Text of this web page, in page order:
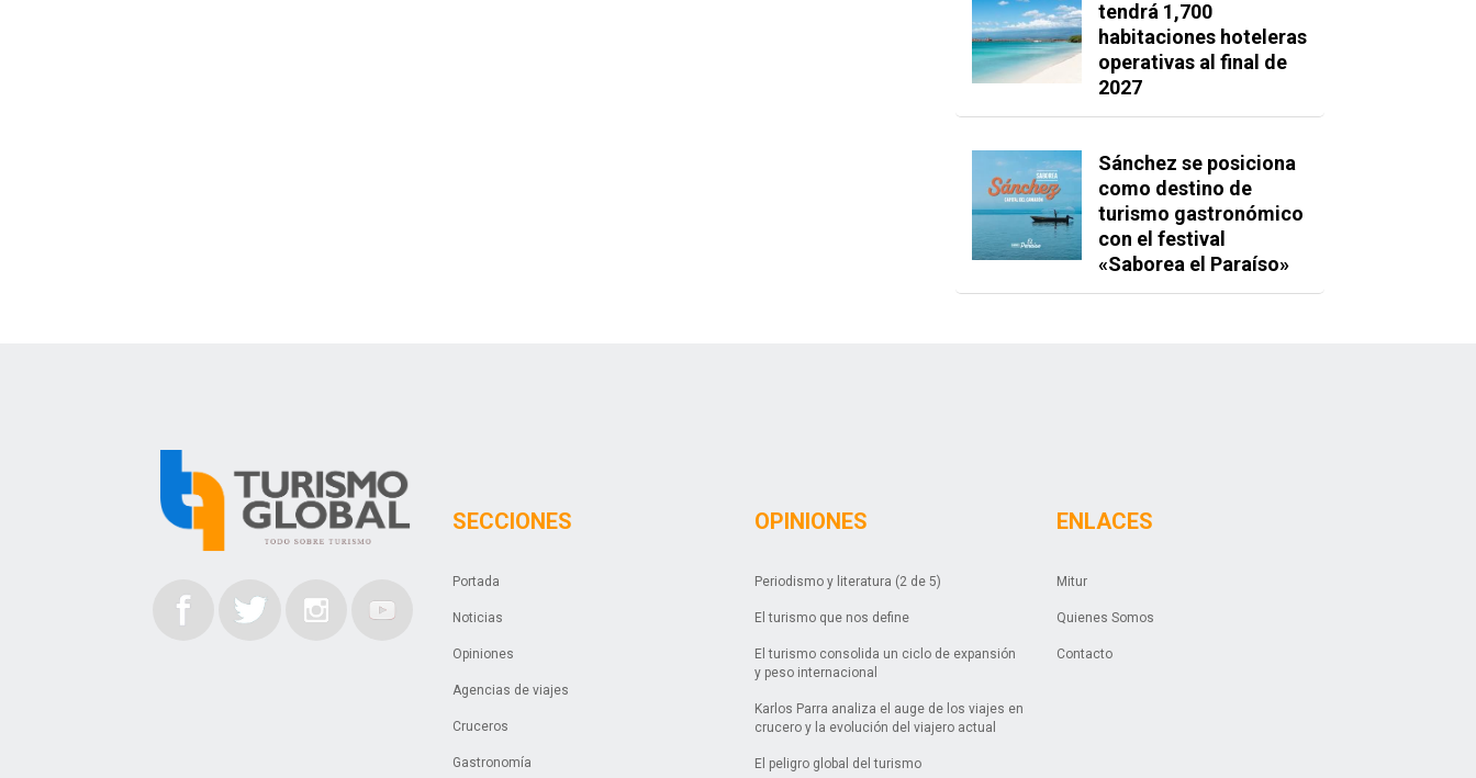
tendrá 1,700
habitaciones hoteleras
operativas al final de
2027
Sánchez se posiciona
como destino de
turismo gastronómico
con el festival
«Saborea el Paraíso»
SECCIONES
Portada
Noticias
Opiniones
Agencias de viajes
Cruceros
Gastronomía
OPINIONES
Periodismo y literatura (2 de 5)
El turismo que nos define
El turismo consolida un ciclo de expansión
y peso internacional
Karlos Parra analiza el auge de los viajes en
crucero y la evolución del viajero actual
El peligro global del turismo
ENLACES
Mitur
Quienes Somos
Contacto